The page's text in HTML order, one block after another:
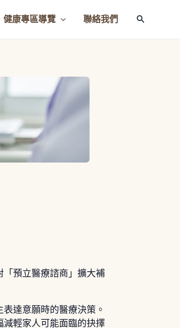
健康專區導覽 聯絡我們
搜
預立醫療諮商」擴大補
達意願時的醫療決策。
輕家人可能面臨的抉擇